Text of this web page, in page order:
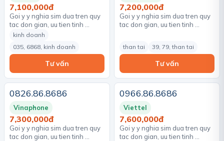
7,100,000đ
Goi y y nghia sim dua tren quy
tac don gian, uu tien tinh …
kinh doanh
035, 6868, kinh doanh
Tư vấn
7,200,000đ
Goi y y nghia sim dua tren quy
tac don gian, uu tien tinh …
than tai 39, 79, than tai
Tư vấn
0826.86.8686
Vinaphone
7,300,000đ
Goi y y nghia sim dua tren quy
tac don gian, uu tien tinh …
0966.86.8686
Viettel
7,600,000đ
Goi y y nghia sim dua tren quy
tac don gian, uu tien tinh …